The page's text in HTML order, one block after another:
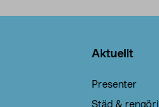
Aktuellt
Presenter
Städ &